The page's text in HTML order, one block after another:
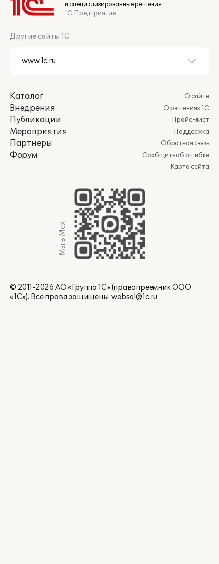
и специализированные решения
1С:Предприятие
Другие сайты 1С
Каталог
Внедрения
Публикации
Мероприятия
Партнеры
Форум
О сайте
О решениях 1С
Прайс-лист
Поддержка
Обратная связь
Сообщить об ошибке
Карта сайта
Мы в Max
© 2011-2026 АО «Группа 1С» (правопреемник ООО
«1С»). Все права защищены. websol@1c.ru